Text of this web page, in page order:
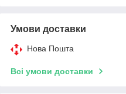
Умови доставки
Нова Пошта
Всі умови доставки